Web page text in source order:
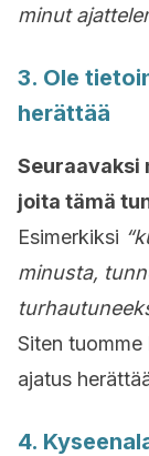
minut
3. Ole
herättää
Seuraavaksi
joita tämä
Esimerkiksi
minusta,
Siten
ajatus
4.